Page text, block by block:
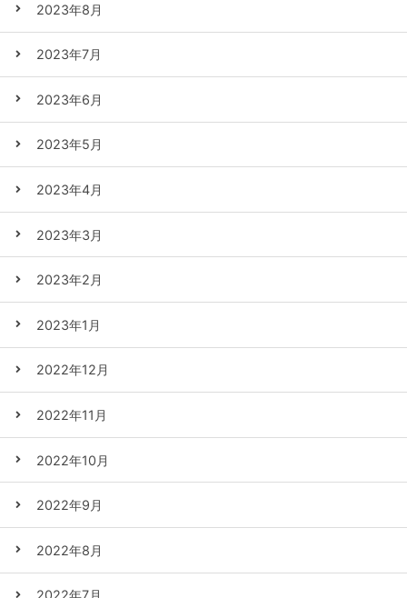
2023年8月
2023年7月
2023年6月
2023年5月
2023年4月
2023年3月
2023年2月
2023年1月
2022年12月
2022年11月
2022年10月
2022年9月
2022年8月